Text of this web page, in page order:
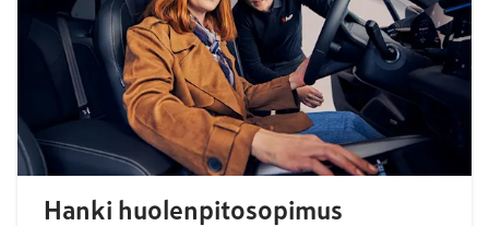
Hanki huolenpitosopimus